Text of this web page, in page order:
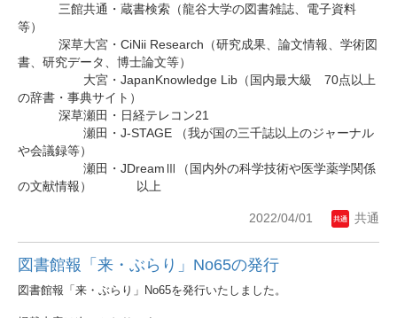
三館共通・蔵書検索（龍谷大学の図書雑誌、電子資料
等）
深草大宮・CiNii Research（研究成果、論文情報、学術図
書、研究データ、博士論文等）
大宮・JapanKnowledge Lib（国内最大級 70点以上
の辞書・事典サイト）
深草瀬田・日経テレコン21
瀬田・J-STAGE （我が国の三千誌以上のジャーナル
や会議録等）
瀬田・JDreamⅢ（国内外の科学技術や医学薬学関係
の文献情報） 以上
2022/04/01 共通
図書館報「来・ぶらり」No65の発行
図書館報「来・ぶらり」No65を発行いたしました。